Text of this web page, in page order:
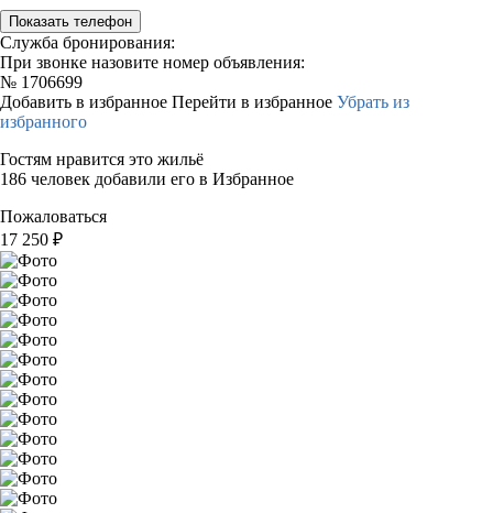
Показать телефон
Служба бронирования:
При звонке назовите номер объявления:
№ 1706699
Добавить в избранное Перейти в избранное Убрать из
избранного
Гостям нравится это жильё
186 человек добавили его в Избранное
Пожаловаться
17 250 ₽